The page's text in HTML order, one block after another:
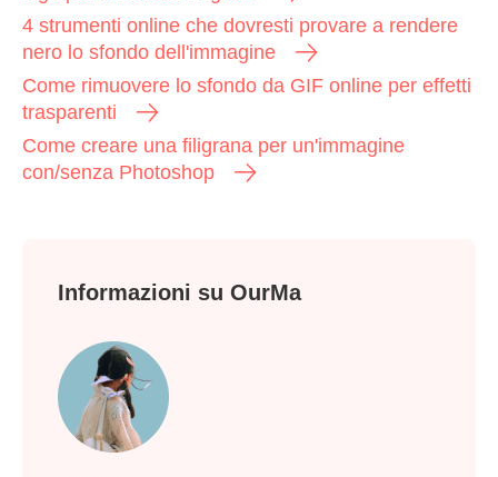
4 strumenti online che dovresti provare a rendere
nero lo sfondo dell'immagine
Come rimuovere lo sfondo da GIF online per effetti
trasparenti
Come creare una filigrana per un'immagine
con/senza Photoshop
Informazioni su OurMa